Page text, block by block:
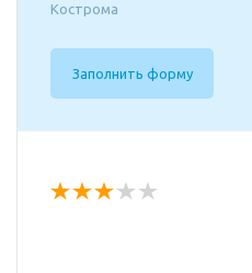
Кострома
Заполнить форму